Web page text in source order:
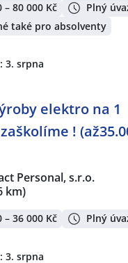
– 80 000 Kč
Plný
také pro absolventy
3. srpna
elektro na 1
!
Personal, s.r.o.
km)
– 36 000 Kč Plný
3. srpna